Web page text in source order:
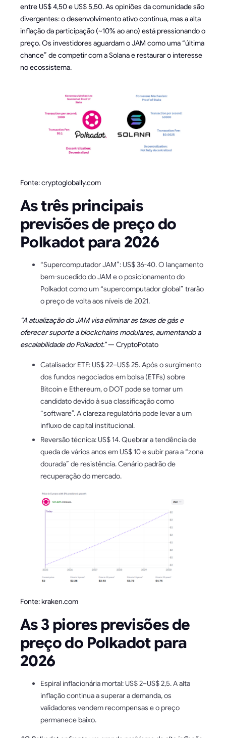
entre US$ 4,50 e US$ 5,50. As opiniões da comunidade são
divergentes: o desenvolvimento ativo continua, mas a alta
inflação da participação (~10% ao ano) está pressionando o
preço. Os investidores aguardam o JAM como uma “última
chance” de competir com a Solana e restaurar o interesse
no ecossistema.
Fonte: cryptoglobally.com
As três principais
previsões de preço do
Polkadot para 2026
“Supercomputador JAM”: US$ 36-40. O lançamento
bem-sucedido do JAM e o posicionamento do
Polkadot como um “supercomputador global” trarão
o preço de volta aos níveis de 2021.
“A atualização do JAM visa eliminar as taxas de gás e
oferecer suporte a blockchains modulares, aumentando a
escalabilidade do Polkadot.”— CryptoPotato
Catalisador ETF: US$ 22–US$ 25. Após o surgimento
dos fundos negociados em bolsa (ETFs) sobre
Bitcoin e Ethereum, o DOT pode se tornar um
candidato devido à sua classificação como
“software”. A clareza regulatória pode levar a um
influxo de capital institucional.
Reversão técnica: US$ 14. Quebrar a tendência de
queda de vários anos em US$ 10 e subir para a “zona
dourada” de resistência. Cenário padrão de
recuperação do mercado.
Fonte: kraken.com
As 3 piores previsões de
preço do Polkadot para
2026
Espiral inflacionária mortal: US$ 2–US$ 2,5. A alta
inflação continua a superar a demanda, os
validadores vendem recompensas e o preço
permanece baixo.